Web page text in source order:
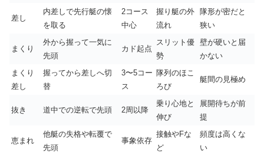
差し
内差しで先行艇の懐
を取る
2コース
中心
握り艇の外
流れ
隊形が密だと
狭い
まくり
外から握って一気に
先頭
カド起点
スリット優
勢
壁が硬いと届
かない
まくり
差し
握ってから差しへ切
替
3〜5コー
ス
隊列のほこ
ろび
艇間の見極め
抜き 道中での逆転で先頭 2周以降
乗り心地と
伸び
展開待ちが前
提
恵まれ
他艇の失格や転覆で
先頭
事象依存
接触やFな
ど
頻度は高くな
い